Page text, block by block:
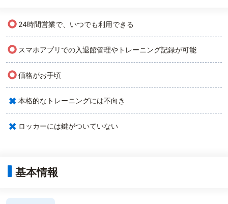
○ 24時間営業で、いつでも利用できる
○ スマホアプリでの入退館管理やトレーニング記録が可能
○価格がお手頃
× 本格的なトレーニングには不向き
× ロッカーには鍵がついていない
基本情報